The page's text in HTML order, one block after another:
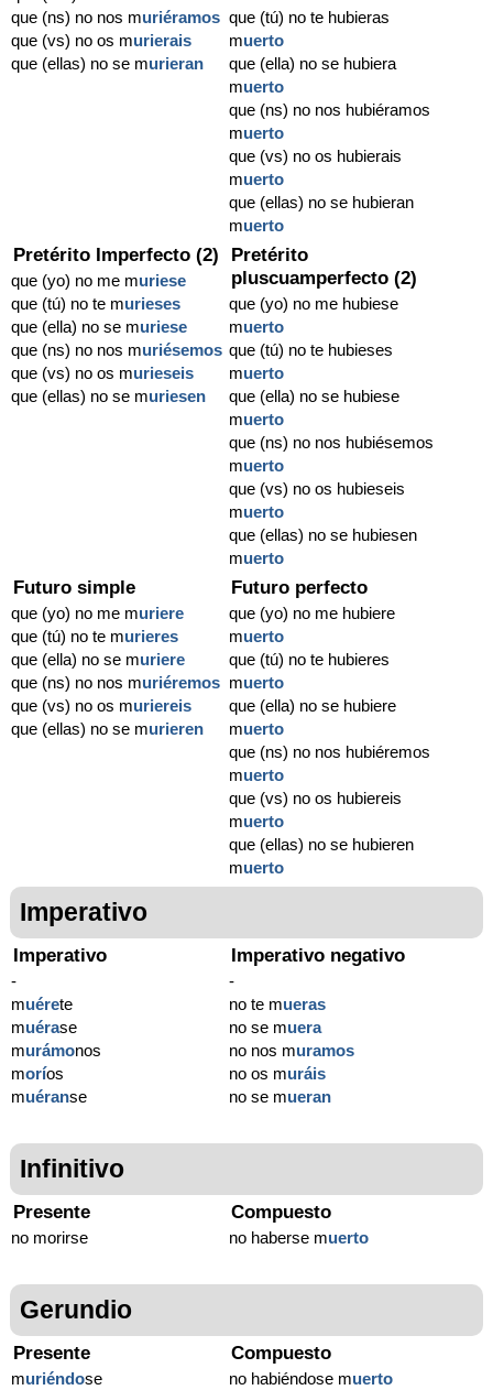
que (ns) no nos muriéramos
que (vs) no os murierais
que (ellas) no se murieran
que (tú) no te hubieras
muerto
que (ella) no se hubiera
muerto
que (ns) no nos hubiéramos
muerto
que (vs) no os hubierais
muerto
que (ellas) no se hubieran
muerto
Pretérito Imperfecto (2)
que (yo) no me muriese
que (tú) no te murieses
que (ella) no se muriese
que (ns) no nos muriésemos
que (vs) no os murieseis
que (ellas) no se muriesen
Pretérito
pluscuamperfecto (2)
que (yo) no me hubiese
muerto
que (tú) no te hubieses
muerto
que (ella) no se hubiese
muerto
que (ns) no nos hubiésemos
muerto
que (vs) no os hubieseis
muerto
que (ellas) no se hubiesen
muerto
Futuro simple
que (yo) no me muriere
que (tú) no te murieres
que (ella) no se muriere
que (ns) no nos muriéremos
que (vs) no os muriereis
que (ellas) no se murieren
Futuro perfecto
que (yo) no me hubiere
muerto
que (tú) no te hubieres
muerto
que (ella) no se hubiere
muerto
que (ns) no nos hubiéremos
muerto
que (vs) no os hubiereis
muerto
que (ellas) no se hubieren
muerto
Imperativo
Imperativo
-
muérete
muérase
murámonos
moríos
muéranse
Imperativo negativo
-
no te mueras
no se muera
no nos muramos
no os muráis
no se mueran
Infinitivo
Presente
no morirse
Compuesto
no haberse muerto
Gerundio
Presente
muriéndose
Compuesto
no habiéndose muerto